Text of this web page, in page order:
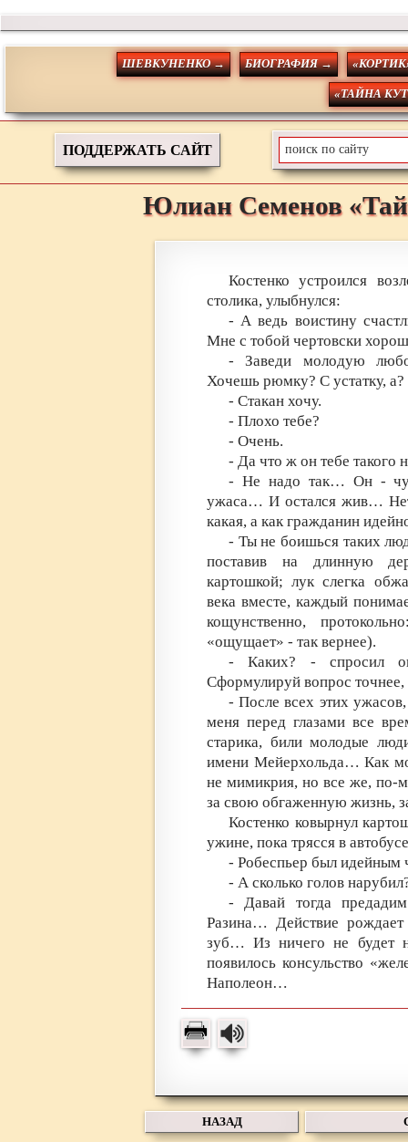
ШЕВКУНЕНКО → БИОГРАФИЯ →
«ТАЙНА
ПОДДЕРЖАТЬ САЙТ
Юлиан Семенов
Костенко устроился
столика, улыбнулся:
- А ведь воистину
Мне с тобой чертовски
- Заведи молодую
Хочешь рюмку? С устатку, а?
- Стакан хочу.
- Плохо тебе?
- Очень.
- Да что ж он тебе такого
- Не надо так… Он -
ужаса… И остался жив…
какая, а как гражданин
- Ты не боишься таких
поставив на длинную
картошкой; лук слегка
века вместе, каждый
кощунственно,
«ощущает» - так вернее).
- Каких? - спросил
Сформулируй вопрос
- После всех этих
меня перед глазами все
старика, били молодые
имени Мейерхольда… Как
не мимикрия, но все же, по-
за свою обгаженную жизнь,
Костенко ковырнул
ужине, пока трясся в
- Робеспьер был
- А сколько голов
- Давай тогда
Разина… Действие
зуб… Из ничего не будет
появилось консульство
Наполеон…
НАЗАД